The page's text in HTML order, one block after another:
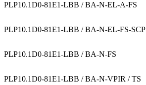
PLP10.1D0-81E1-LBB / BA-N-EL-A-FS
PLP10.1D0-81E1-LBB / BA-N-EL-FS-SCP
PLP10.1D0-81E1-LBB / BA-N-FS
PLP10.1D0-81E1-LBB / BA-N-VPIR / TS